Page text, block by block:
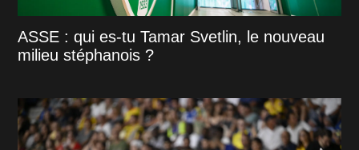
ASSE : qui es-tu Tamar Svetlin, le nouveau
milieu stéphanois ?